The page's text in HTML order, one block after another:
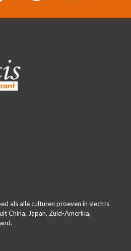
als alle culturen proeven in slechts
China, Japan, Zuid-Amerika,